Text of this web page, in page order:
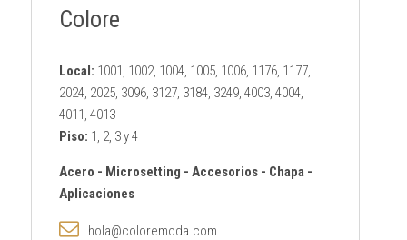
Colore
Local: 1001, 1002, 1004, 1005, 1006, 1176, 1177,
2024, 2025, 3096, 3127, 3184, 3249, 4003, 4004,
4011, 4013
Piso: 1, 2, 3 y 4
Acero - Microsetting - Accesorios- Chapa-
Aplicaciones
hola@coloremoda.com